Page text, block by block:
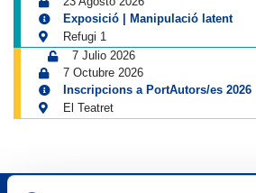
Exposició | Manipulació latent
Refugi 1
7 Julio 2026
7 Octubre 2026
Inscripcions a PortAutors/es 2026
El Teatret